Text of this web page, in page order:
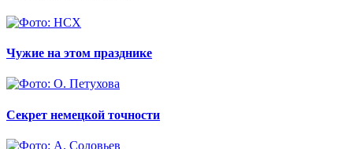
Чужие на этом празднике
Секрет немецкой точности